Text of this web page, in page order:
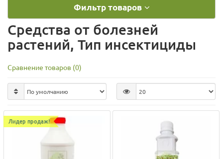
Фильтр товаров
Средства от болезней
растений, Тип инсектициды
Сравнение товаров (0)
Лидер продаж!